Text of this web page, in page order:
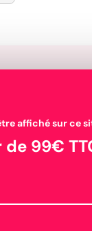
affiché sur ce
99€